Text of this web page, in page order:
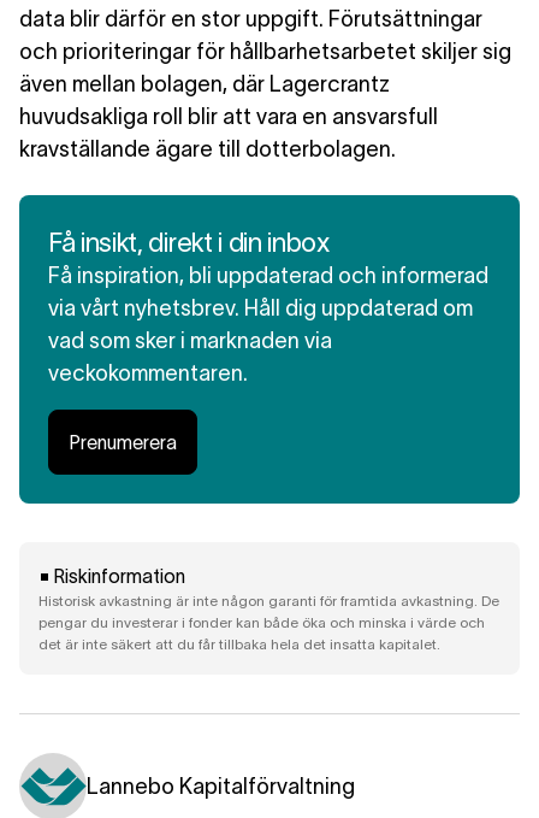
data blir därför en stor uppgift. Förutsättningar
och prioriteringar för hållbarhetsarbetet skiljer sig
även mellan bolagen, där Lagercrantz
huvudsakliga roll blir att vara en ansvarsfull
kravställande ägare till dotterbolagen.
Få insikt, direkt i din inbox
Få inspiration, bli uppdaterad och informerad
via vårt nyhetsbrev. Håll dig uppdaterad om
vad som sker i marknaden via
veckokommentaren.
Prenumerera
Riskinformation
Historisk avkastning är inte någon garanti för framtida avkastning. De
pengar du investerar i fonder kan både öka och minska i värde och
det är inte säkert att du får tillbaka hela det insatta kapitalet.
Lannebo Kapitalförvaltning